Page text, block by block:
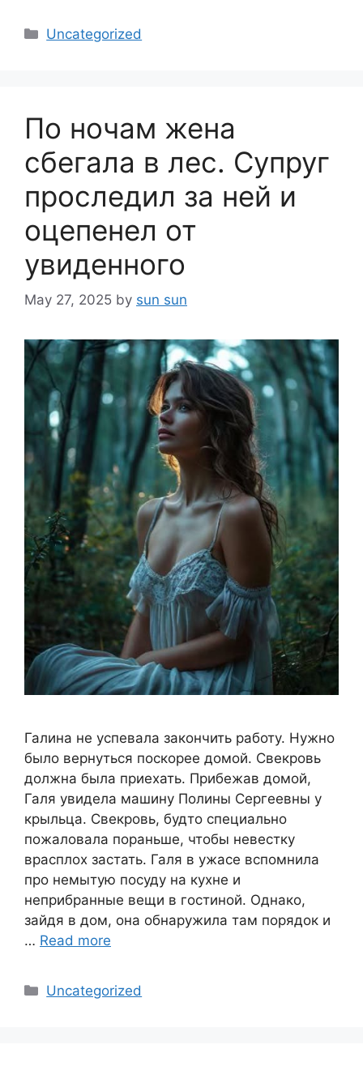
Categories
Uncategorized
По ночам жена
сбегала в лес. Супруг
проследил за ней и
оцепенел от
увиденного
May 27, 2025 by sun sun
Галина не успевала закончить работу. Нужно
было вернуться поскорее домой. Свекровь
должна была приехать. Прибежав домой,
Галя увидела машину Полины Сергеевны у
крыльца. Свекровь, будто специально
пожаловала пораньше, чтобы невестку
врасплох застать. Галя в ужасе вспомнила
про немытую посуду на кухне и
неприбранные вещи в гостиной. Однако,
зайдя в дом, она обнаружила там порядок и
… Read more
Categories
Uncategorized